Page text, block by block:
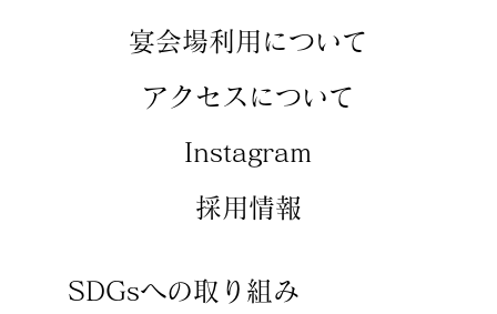
​宴会場利用について
アクセスについて
​Instagram
SDGsへの取り組み
​採用情報